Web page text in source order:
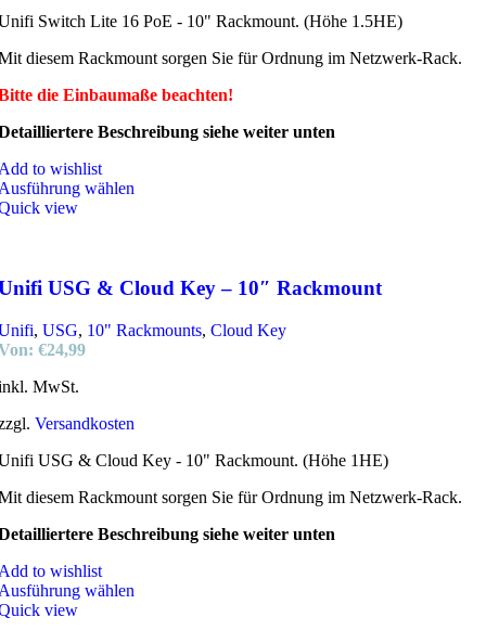
Switch Lite 16 PoE - 10" Rackmount. (Höhe 1.5HE)
diesem Rackmount sorgen Sie für Ordnung im Netzwerk-Rack.
die Einbaumaße beachten!
Beschreibung siehe weiter unten
to wishlist
wählen
view
USG & Cloud Key – 10″ Rackmount
, USG, 10" Rackmounts, Cloud Key
€24,99
MwSt.
Versandkosten
USG & Cloud Key - 10" Rackmount. (Höhe 1HE)
diesem Rackmount sorgen Sie für Ordnung im Netzwerk-Rack.
Beschreibung siehe weiter unten
to wishlist
wählen
view